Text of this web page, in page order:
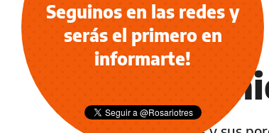
NOTICIAS
Seguinos en las redes y
serás el primero en
informarte!